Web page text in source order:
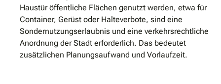
Haustür öffentliche Flächen genutzt werden, etwa für
Container, Gerüst oder Halteverbote, sind eine
Sondernutzungserlaubnis und eine verkehrsrechtliche
Anordnung der Stadt erforderlich. Das bedeutet
zusätzlichen Planungsaufwand und Vorlaufzeit.